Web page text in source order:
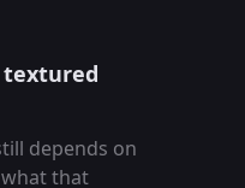
depends on
that